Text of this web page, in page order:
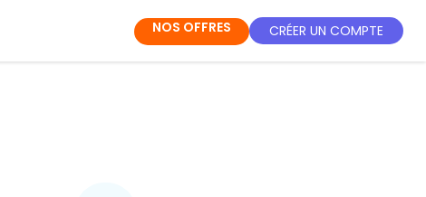
NOS OFFRES CRÉER UN COMPTE